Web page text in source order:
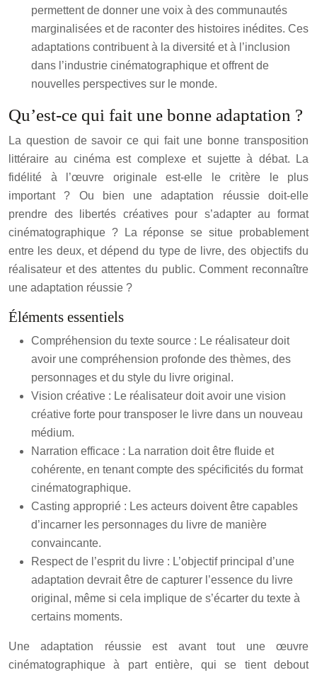
permettent de donner une voix à des communautés
marginalisées et de raconter des histoires inédites. Ces
adaptations contribuent à la diversité et à l’inclusion
dans l’industrie cinématographique et offrent de
nouvelles perspectives sur le monde.
Qu’est-ce qui fait une bonne adaptation ?
La question de savoir ce qui fait une bonne transposition
littéraire au cinéma est complexe et sujette à débat. La
fidélité à l’œuvre originale est-elle le critère le plus
important ? Ou bien une adaptation réussie doit-elle
prendre des libertés créatives pour s’adapter au format
cinématographique ? La réponse se situe probablement
entre les deux, et dépend du type de livre, des objectifs du
réalisateur et des attentes du public. Comment reconnaître
une adaptation réussie ?
Éléments essentiels
Compréhension du texte source : Le réalisateur doit
avoir une compréhension profonde des thèmes, des
personnages et du style du livre original.
Vision créative : Le réalisateur doit avoir une vision
créative forte pour transposer le livre dans un nouveau
médium.
Narration efficace : La narration doit être fluide et
cohérente, en tenant compte des spécificités du format
cinématographique.
Casting approprié : Les acteurs doivent être capables
d’incarner les personnages du livre de manière
convaincante.
Respect de l’esprit du livre : L’objectif principal d’une
adaptation devrait être de capturer l’essence du livre
original, même si cela implique de s’écarter du texte à
certains moments.
Une adaptation réussie est avant tout une œuvre
cinématographique à part entière, qui se tient debout